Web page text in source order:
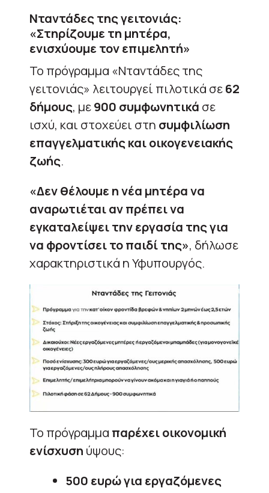
Νταντάδες της γειτονιάς:
«Στηρίζουμε τη μητέρα,
ενισχύουμε τον επιμελητή»
Το πρόγραμμα «Νταντάδες της
γειτονιάς» λειτουργεί πιλοτικά σε62
δήμους, με900 συμφωνητικά σε
ισχύ, και στοχεύει στη συμφιλίωση
επαγγελματικής και οικογενειακής
ζωής.
«Δεν θέλουμε η νέα μητέρα να
αναρωτιέται αν πρέπει να
εγκαταλείψει την εργασία της για
να φροντίσει το παιδί της», δήλωσε
χαρακτηριστικά η Υφυπουργός.
Το πρόγραμμα παρέχει οικονομική
ενίσχυση ύψους:
500 ευρώ για εργαζόμενες